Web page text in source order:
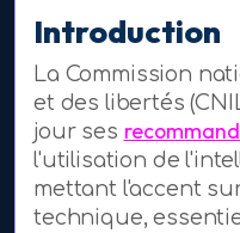
Introduction
La Commission
et des libertés
jour ses
l'utilisation de
mettant l'accent
technique,